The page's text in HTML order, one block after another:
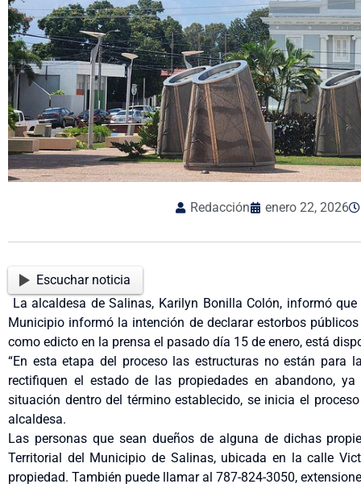
Redacción enero 22, 2026
Escuchar noticia
La alcaldesa de Salinas, Karilyn Bonilla Colón, informó
Municipio informó la intención de declarar estorbos
como edicto en la prensa el pasado día 15 de enero, está
“En esta etapa del proceso las estructuras no están para
rectifiquen el estado de las propiedades en abandono,
situación dentro del término establecido, se inicia el
alcaldesa.
Las personas que sean dueños de alguna de dichas
Territorial del Municipio de Salinas, ubicada en la calle
propiedad. También puede llamar al 787-824-3050,